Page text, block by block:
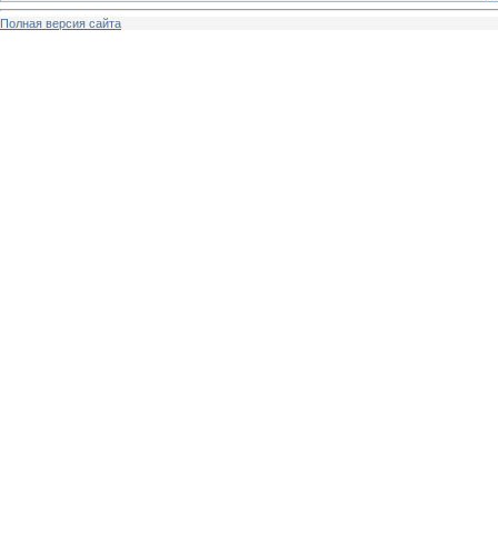
Полная версия сайта